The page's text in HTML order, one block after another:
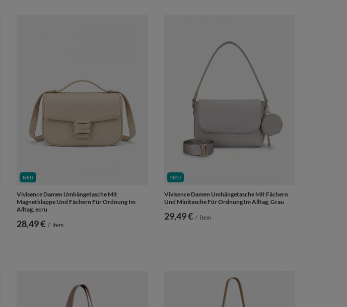
NEU
Vivisence Damen Umhängetasche Mit
Magnetklappe Und Fächern Für Ordnung Im
Alltag, ecru
28,49 € / item
NEU
Vivisence Damen Umhängetasche Mit Fächern
Und Minitasche Für Ordnung Im Alltag, Grau
29,49 € / item